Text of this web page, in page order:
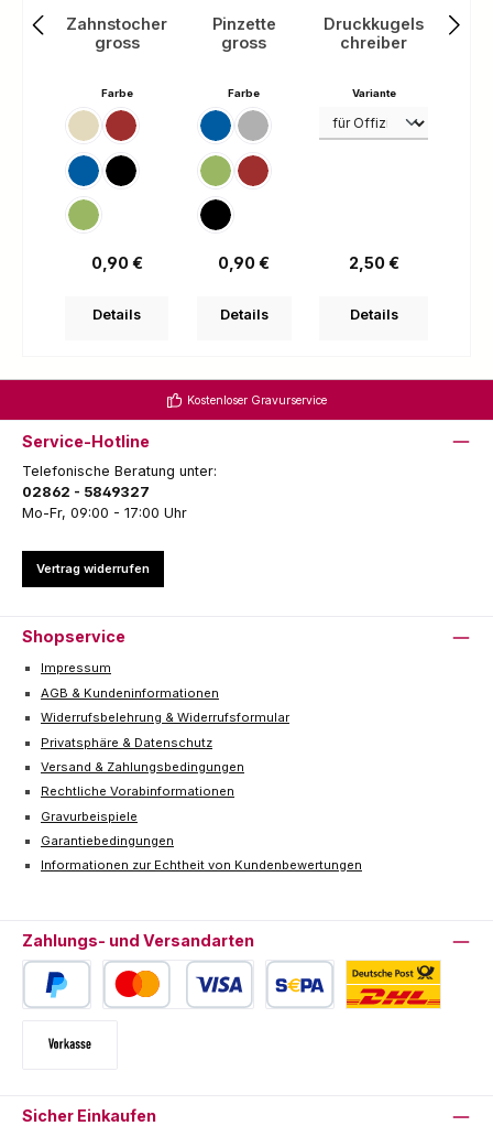
Zahnstocher
gross
Farbeauswählen
Beige Rot
Blau Schwarz
Grün
Regulärer Preis:
0,90 €
Details
Pinzette
gross
Farbeauswählen
Blau Grau
Grün Rot
Schwarz
Regulärer Preis:
0,90 €
Details
Druckkugels
chreiber
Varianteauswählen
Regulärer Preis:
2,50 €
Details
Kostenloser Gravurservice
Service-Hotline
Telefonische Beratung unter:
02862 - 5849327
Mo-Fr, 09:00 - 17:00 Uhr
Vertrag widerrufen
Shopservice
Impressum
AGB & Kundeninformationen
Widerrufsbelehrung & Widerrufsformular
Privatsphäre & Datenschutz
Versand & Zahlungsbedingungen
Rechtliche Vorabinformationen
Gravurbeispiele
Garantiebedingungen
Informationen zur Echtheit von Kundenbewertungen
Zahlungs- und Versandarten
Sicher Einkaufen